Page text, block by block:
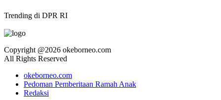
Trending di DPR RI
Copyright @2026 okeborneo.com
All Rights Reserved
okeborneo.com
Pedoman Pemberitaan Ramah Anak
Redaksi